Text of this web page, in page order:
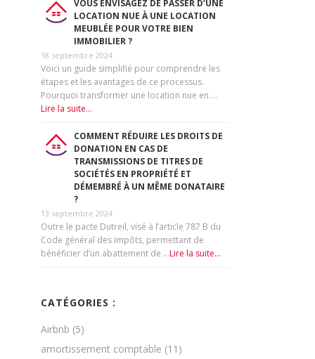
VOUS ENVISAGEZ DE PASSER D’UNE
LOCATION NUE À UNE LOCATION
MEUBLÉE POUR VOTRE BIEN
IMMOBILIER ?
18 septembre 2024
Voici un guide simplifié pour comprendre les
étapes et les avantages de ce processus.
Pourquoi transformer une location nue en …
Lire la suite...
COMMENT RÉDUIRE LES DROITS DE
DONATION EN CAS DE
TRANSMISSIONS DE TITRES DE
SOCIÉTÉS EN PROPRIÉTÉ ET
DÉMEMBRÉ À UN MÊME DONATAIRE
?
13 septembre 2024
Outre le pacte Dutreil, visé à l’article 787 B du
Code général des impôts, permettant de
bénéficier d’un abattement de …Lire la suite...
CATÉGORIES :
Airbnb (5)
amortissement comptable (11)